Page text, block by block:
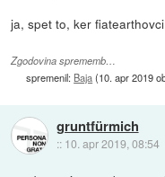
ja, spet to, ker
Zgodovina sprememb…
spremenil: Baja(10. apr 2019
gruntfürmich
:: 10. apr 2019, 08:54